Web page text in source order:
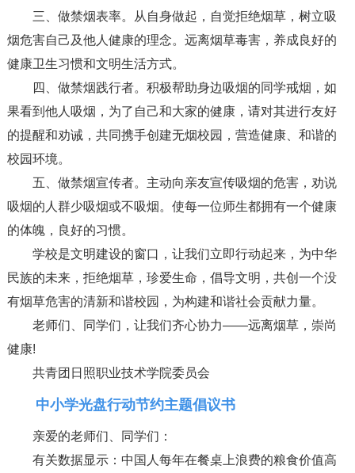
三、做禁烟表率。从自身做起，自觉拒绝烟草，树立吸
烟危害自己及他人健康的理念。远离烟草毒害，养成良好的
健康卫生习惯和文明生活方式。
四、做禁烟践行者。积极帮助身边吸烟的同学戒烟，如
果看到他人吸烟，为了自己和大家的健康，请对其进行友好
的提醒和劝诫，共同携手创建无烟校园，营造健康、和谐的
校园环境。
五、做禁烟宣传者。主动向亲友宣传吸烟的危害，劝说
吸烟的人群少吸烟或不吸烟。使每一位师生都拥有一个健康
的体魄，良好的习惯。
学校是文明建设的窗口，让我们立即行动起来，为中华
民族的未来，拒绝烟草，珍爱生命，倡导文明，共创一个没
有烟草危害的清新和谐校园，为构建和谐社会贡献力量。
老师们、同学们，让我们齐心协力——远离烟草，崇尚
健康!
共青团日照职业技术学院委员会
中小学光盘行动节约主题倡议书
亲爱的老师们、同学们：
有关数据显示：中国人每年在餐桌上浪费的粮食价值高